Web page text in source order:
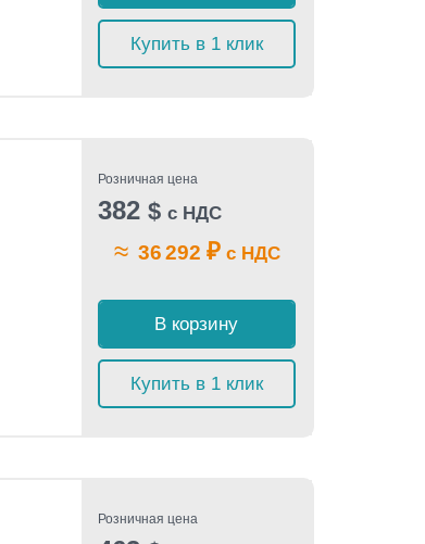
Купить в 1 клик
Розничная цена
382 $ с НДС
≈ 36 292 ₽с НДС
В корзину
Купить в 1 клик
Розничная цена